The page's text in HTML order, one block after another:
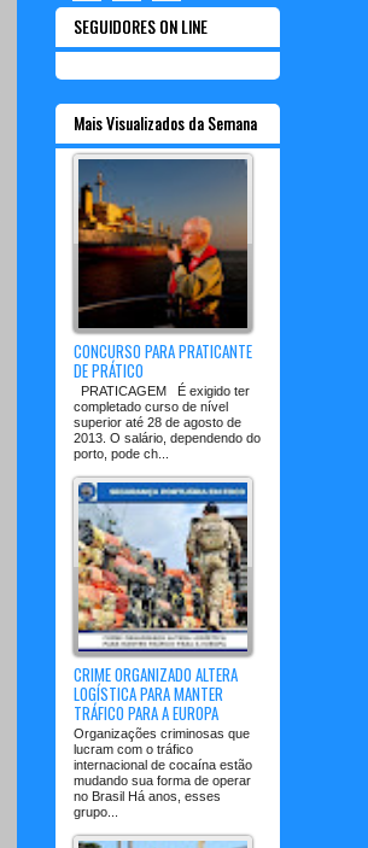
SEGUIDORES ON LINE
Mais Visualizados da Semana
CONCURSO PARA PRATICANTE
DE PRÁTICO
PRATICAGEM É exigido ter
completado curso de nível
superior até 28 de agosto de
2013. O salário, dependendo do
porto, pode ch...
CRIME ORGANIZADO ALTERA
LOGÍSTICA PARA MANTER
TRÁFICO PARA A EUROPA
Organizações criminosas que
lucram com o tráfico
internacional de cocaína estão
mudando sua forma de operar
no Brasil Há anos, esses
grupo...